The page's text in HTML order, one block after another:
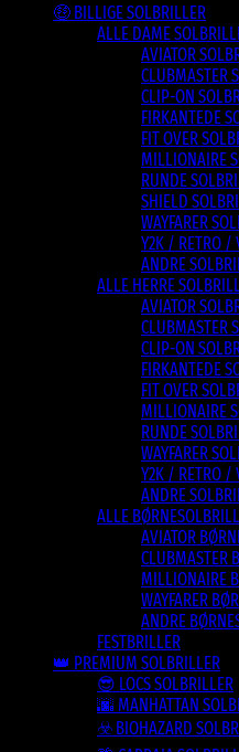
🤑 BILLIGE SOLBRILLER
ALLE DAME
AVIATOR
CLUBMASTER
CLIP-ON
FIRKANTEDE
FIT OVER
MILLIONAIRE
RUNDE
SHIELD
WAYFARER
Y2K / RETRO /
ANDRE
ALLE HERRE
AVIATOR
CLUBMASTER
CLIP-ON
FIRKANTEDE
FIT OVER
MILLIONAIRE
RUNDE
WAYFARER
Y2K / RETRO /
ANDRE
ALLE
AVIATOR
CLUBMASTER
MILLIONAIRE
WAYFARER
ANDRE
FESTBRILLER
👑 PREMIUM SOLBRILLER
😎 LOCS SOLBRILLER
🌆 MANHATTAN
☣️ BIOHAZARD